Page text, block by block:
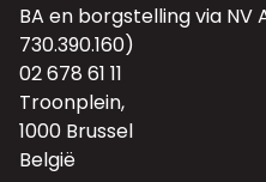
BA en borgstelling via NV
730.390.160)
02 678 61 11
Troonplein,
1000 Brussel
België